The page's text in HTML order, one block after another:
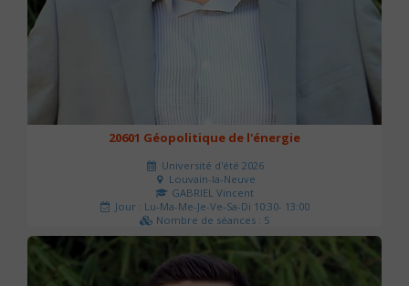
20601 Géopolitique de l'énergie
Université d'été 2026
Louvain-la-Neuve
GABRIEL Vincent
Jour : Lu-Ma-Me-Je-Ve-Sa-Di 10:30- 13:00
Nombre de séances : 5
120 €